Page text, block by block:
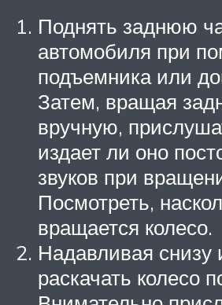
Поднять заднюю
автомобиля при
подъемника или
Затем, вращая
вручную,
издает ли оно
звуков при
Посмотреть,
вращается колесо.
Надавливая снизу
раскачать колесо